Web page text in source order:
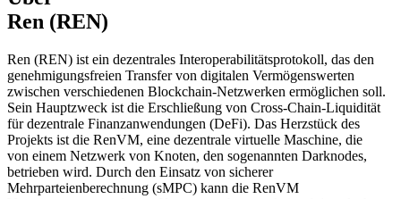
Ren (REN)
Ren (REN) ist ein dezentrales Interoperabilitätsprotokoll, das den
genehmigungsfreien Transfer von digitalen Vermögenswerten
zwischen verschiedenen Blockchain-Netzwerken ermöglichen soll.
Sein Hauptzweck ist die Erschließung von Cross-Chain-Liquidität
für dezentrale Finanzanwendungen (DeFi). Das Herzstück des
Projekts ist die RenVM, eine dezentrale virtuelle Maschine, die
von einem Netzwerk von Knoten, den sogenannten Darknodes,
betrieben wird. Durch den Einsatz von sicherer
Mehrparteienberechnung (sMPC) kann die RenVM